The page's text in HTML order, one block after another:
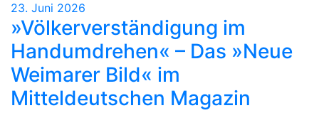
23. Juni 2026
»Völkerverständigung im
Handumdrehen« – Das »Neue
Weimarer Bild« im
Mitteldeutschen Magazin